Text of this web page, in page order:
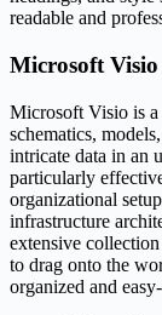
readable and
Microsoft Visio
Microsoft Visio is a
schematics,
intricate data in an
particularly
organizational
infrastructure
extensive
to drag onto the
organized and